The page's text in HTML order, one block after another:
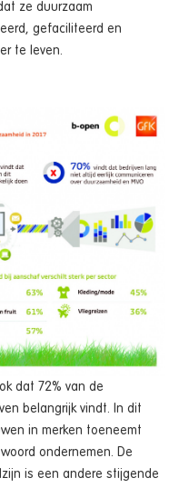
ze duurzaam
gefaciliteerd en
te leven.
dat 72% van de
belangrijk vindt. In dit
in merken toeneemt
ondernemen. De
is een andere stijgende